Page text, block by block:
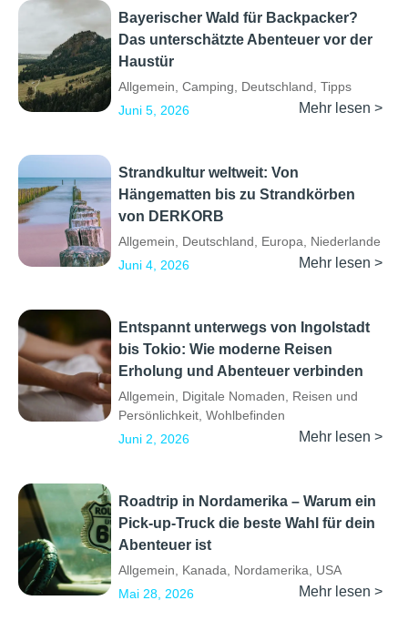
Bayerischer Wald für Backpacker?
Das unterschätzte Abenteuer vor der
Haustür
Allgemein, Camping, Deutschland, Tipps
Juni 5, 2026
Mehr lesen >
Strandkultur weltweit: Von
Hängematten bis zu Strandkörben
von DERKORB
Allgemein, Deutschland, Europa, Niederlande
Juni 4, 2026
Mehr lesen >
Entspannt unterwegs von Ingolstadt
bis Tokio: Wie moderne Reisen
Erholung und Abenteuer verbinden
Allgemein, Digitale Nomaden, Reisen und
Persönlichkeit, Wohlbefinden
Juni 2, 2026
Mehr lesen >
Roadtrip in Nordamerika – Warum ein
Pick-up-Truck die beste Wahl für dein
Abenteuer ist
Allgemein, Kanada, Nordamerika, USA
Mai 28, 2026
Mehr lesen >